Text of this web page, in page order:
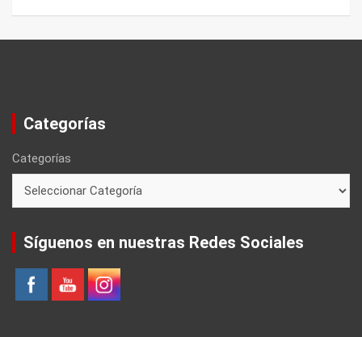
Categorías
Categorías
Síguenos en nuestras Redes Sociales